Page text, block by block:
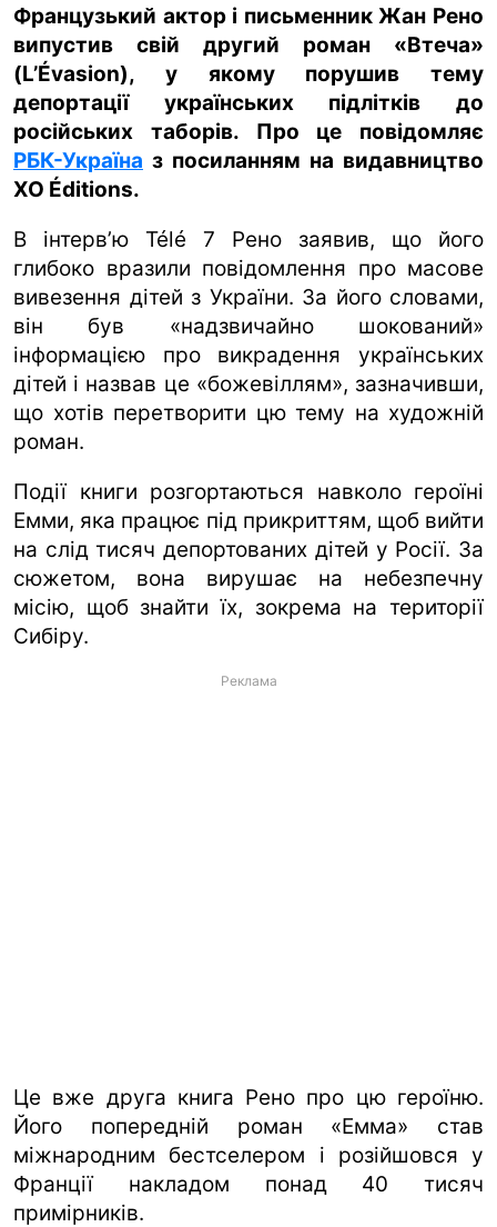
Французький актор і письменник Жан Рено
випустив свій другий роман «Втеча»
(L’Évasion), у якому порушив тему
депортації українських підлітків до
російських таборів. Про це повідомляє
РБК-Україна з посиланням на видавництво
XO Éditions.
В інтерв’ю Télé 7 Рено заявив, що його
глибоко вразили повідомлення про масове
вивезення дітей з України. За його словами,
він був «надзвичайно шокований»
інформацією про викрадення українських
дітей і назвав це «божевіллям», зазначивши,
що хотів перетворити цю тему на художній
роман.
Події книги розгортаються навколо героїні
Емми, яка працює під прикриттям, щоб вийти
на слід тисяч депортованих дітей у Росії. За
сюжетом, вона вирушає на небезпечну
місію, щоб знайти їх, зокрема на території
Сибіру.
Реклама
Це вже друга книга Рено про цю героїню.
Його попередній роман «Емма» став
міжнародним бестселером і розійшовся у
Франції накладом понад 40 тисяч
примірників.